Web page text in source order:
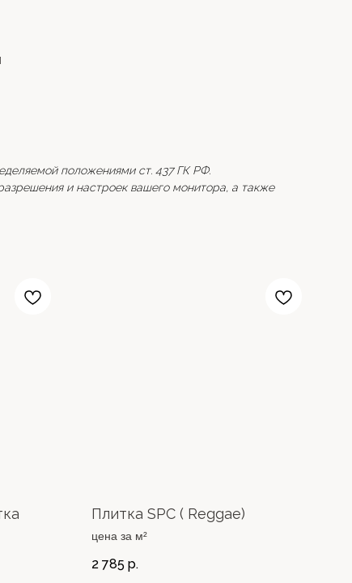
положениями ст. 437 ГК РФ.
и настроек вашего монитора, а также
Плитка SPC ( Reggae)
цена за м²
2 785 р.